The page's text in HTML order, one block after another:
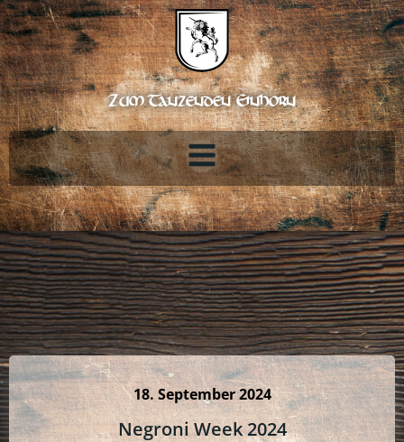
Zum
Inhalt
springen
Zum Tanzenden Einhorn
18. September 2024
Negroni Week 2024